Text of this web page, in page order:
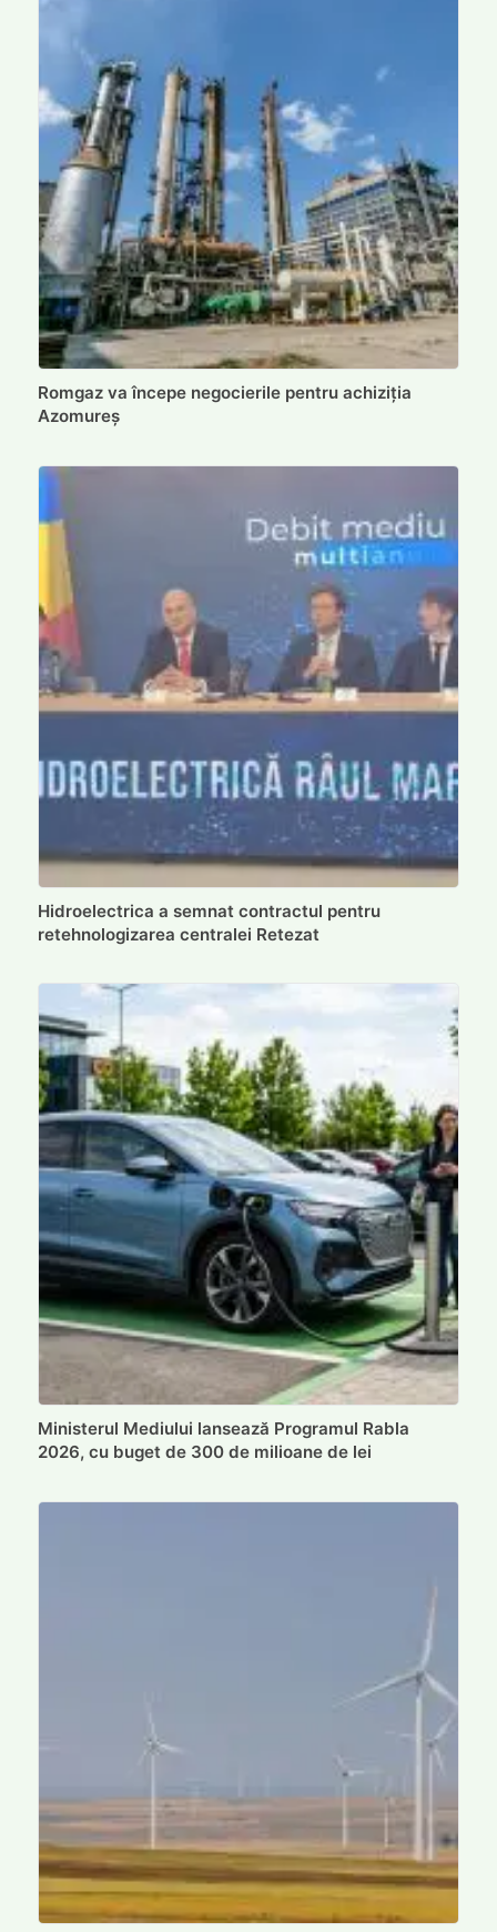
Romgaz va începe negocierile pentru achiziția
Azomureș
Hidroelectrica a semnat contractul pentru
retehnologizarea centralei Retezat
Ministerul Mediului lansează Programul Rabla
2026, cu buget de 300 de milioane de lei